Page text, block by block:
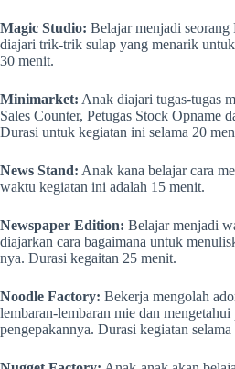
Magic Studio: Belajar menjadi seorang
diajari trik-trik sulap yang menarik
30 menit.
Minimarket: Anak diajari tugas-tugas
Sales Counter, Petugas Stock Opname
Durasi untuk kegiatan ini selama 20
News Stand: Anak kana belajar cara
waktu kegiatan ini adalah 15 menit.
Newspaper Edition: Belajar menjadi
diajarkan cara bagaimana untuk
nya. Durasi kegaitan 25 menit.
Noodle Factory: Bekerja mengolah
lembaran-lembaran mie dan mengetahui
pengepakannya. Durasi kegiatan